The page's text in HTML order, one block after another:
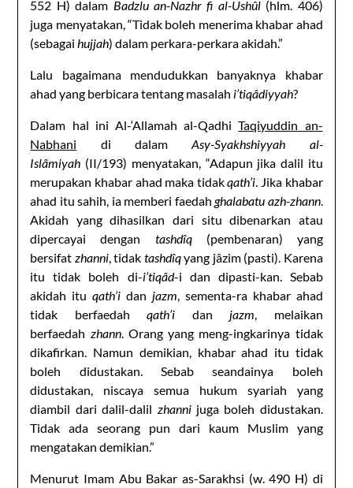
552 H) dalam Badzlu an-Nazhr fi al-Ushûl(hlm. 406)
juga menyatakan, “Tidak boleh menerima khabar ahad
(sebagai hujjah) dalam perkara-perkara akidah.”
Lalu bagaimana mendudukkan banyaknya khabar
ahad yang berbicara tentang masalah i’tiqâdiyyah?
Dalam hal ini Al-‘Allamah al-QadhiTaqiyuddin an-
Nabhani di dalamAsy-Syakhshiyyah al-
Islâmiyah (II/193) menyatakan, “Adapun jika dalil itu
merupakan khabar ahad maka tidakqath’i . Jika khabar
ahad itu sahih, ia memberi faedahghalabatu azh-zhann.
Akidah yang dihasilkan dari situ dibenarkan atau
dipercayai dengan tashdîq(pembenaran) yang
bersifat zhanni, tidak tashdîqyang jâzim (pasti). Karena
itu tidak boleh di-i’tiqâd-i dan dipasti-kan. Sebab
akidah ituqath’i dan jazm , sementa-ra khabar ahad
tidak berfaedahqath’i dan jazm , melaikan
berfaedah zhann. Orang yang meng-ingkarinya tidak
dikafirkan. Namun demikian, khabar ahad itu tidak
boleh didustakan. Sebab seandainya boleh
didustakan, niscaya semua hukum syariah yang
diambil dari dalil-dalil zhannijuga boleh didustakan.
Tidak ada seorang pun dari kaum Muslim yang
mengatakan demikian.”
Menurut Imam Abu Bakar as-Sarakhsi (w. 490 H) di